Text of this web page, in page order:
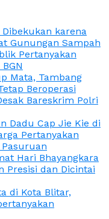
Dibekukan karena
Gunungan Sampah
Pertanyakan
Mata, Tambang
Beroperasi
Bareskrim Polri
Dadu Cap Jie Kie di
Pertanyakan
Pasuruan
Hari Bhayangkara
Presisi dan Dicintai
di Kota Blitar,